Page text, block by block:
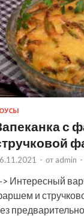
с
- от admin -
Интересный
и